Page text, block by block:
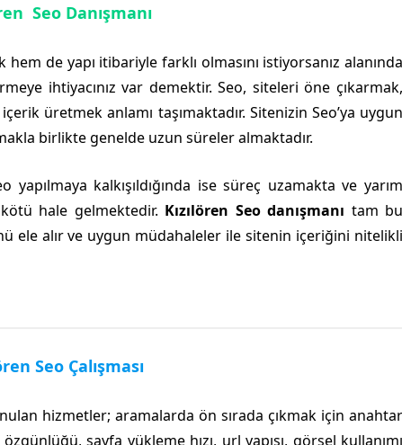
Seo Danışmanı
de yapı itibariyle farklı olmasını istiyorsanız alanında
ihtiyacınız var demektir. Seo, siteleri öne çıkarmak,
üretmek anlamı taşımaktadır. Sitenizin Seo’ya uygun
birlikte genelde uzun süreler almaktadır.
kalkışıldığında ise süreç uzamakta ve yarım
hale gelmektedir. Kızılören Seo danışmanı tam bu
ele alır ve uygun müdahaleler ile sitenin içeriğini nitelikli
Seo Çalışması
hizmetler; aramalarda ön sırada çıkmak için anahtar
sayfa yükleme hızı, url yapısı, görsel kullanımı